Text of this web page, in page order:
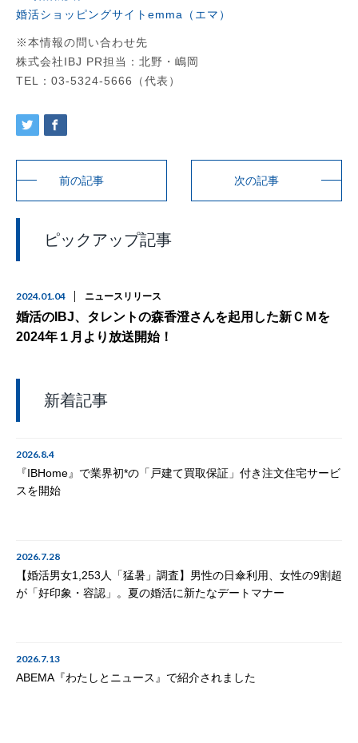
婚活ショッピングサイトemma（エマ）
※本情報の問い合わせ先
株式会社IBJ PR担当：北野・嶋岡
TEL：03-5324-5666（代表）
前の記事 次の記事
ピックアップ記事
2024.01.04 ニュースリリース
婚活のIBJ、タレントの森香澄さんを起用した新ＣＭを
2024年１月より放送開始！
新着記事
2026.8.4
『IBHome』で業界初*の「戸建て買取保証」付き注文住宅サービ
スを開始
2026.7.28
【婚活男女1,253人「猛暑」調査】男性の日傘利用、女性の9割超
が「好印象・容認」。夏の婚活に新たなデートマナー
2026.7.13
ABEMA『わたしとニュース』で紹介されました